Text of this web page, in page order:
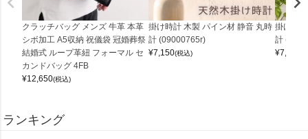
クラッチバッグ メンズ 牛革 本革
シボ加工 A5収納 祝儀袋 冠婚葬祭
結婚式 ループ革紐 フォーマル セ
カンドバッグ 4FB
¥12,650(税込)
掛け時計 木製 パイン材 静音 丸時
計 (09000765r)
¥7,150(税込)
掛け時
計
¥7,150
ランキング